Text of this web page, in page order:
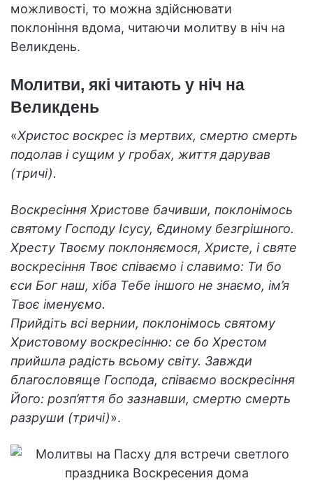
можливості, то можна здійснювати
поклоніння вдома, читаючи молитву в ніч на
Великдень.
Молитви, які читають у ніч на
Великдень
«Христос воскрес із мертвих, смертю смерть
подолав і сущим у гробах, життя дарував
(тричі).
Воскресіння Христове бачивши, поклонімось
святому Господу Ісусу, Єдиному безгрішного.
Хресту Твоєму поклоняємося, Христе, і святе
воскресіння Твоє співаємо і славимо: Ти бо
єси Бог наш, хіба Тебе іншого не знаємо, ім’я
Твоє іменуємо.
Прийдіть всі вернии, поклонімось святому
Христовому воскресінню: се бо Хрестом
прийшла радість всьому світу. Завжди
благословяще Господа, співаємо воскресіння
Його: розп’яття бо зазнавши, смертю смерть
разруши (тричі)».